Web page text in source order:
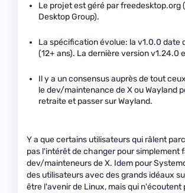
Le projet est géré par freedesktop.org
Desktop Group).
La spécification évolue: la v1.0.0 date
(12+ ans). La dernière version v1.24.0
Il y a un consensus auprès de tout
le dev/maintenance de X ou Wayland
retraite et passer sur Wayland.
Y a que certains utilisateurs qui râlent
pas l'intérêt de changer pour simplement
dev/mainteneurs de X. Idem pour
des utilisateurs avec des grands idéaux
être l'avenir de Linux, mais qui n'écoutent